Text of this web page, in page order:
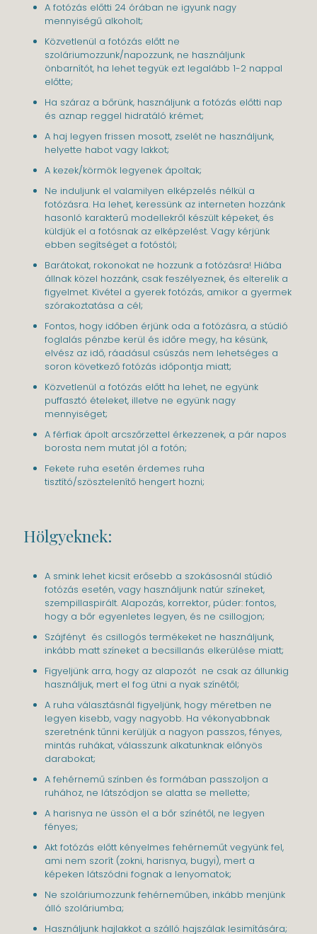
A fotózás előtti 24 órában ne igyunk nagy
mennyiségű alkoholt;
Közvetlenül a fotózás előtt ne
szoláriumozzunk/napozzunk, ne használjunk
önbarnítót, ha lehet tegyük ezt legalább 1-2 nappal
előtte;
Ha száraz a bőrünk, használjunk a fotózás előtti nap
és aznap reggel hidratáló krémet;
A haj legyen frissen mosott, zselét ne használjunk,
helyette habot vagy lakkot;
A kezek/körmök legyenek ápoltak;
Ne induljunk el valamilyen elképzelés nélkül a
fotózásra. Ha lehet, keressünk az interneten hozzánk
hasonló karakterű modellekről készült képeket, és
küldjük el a fotósnak az elképzelést. Vagy kérjünk
ebben segítséget a fotóstól;
Barátokat, rokonokat ne hozzunk a fotózásra! Hiába
állnak közel hozzánk, csak feszélyeznek, és elterelik a
figyelmet. Kivétel a gyerek fotózás, amikor a gyermek
szórakoztatása a cél;
Fontos, hogy időben érjünk oda a fotózásra, a stúdió
foglalás pénzbe kerül és időre megy, ha késünk,
elvész az idő, ráadásul csúszás nem lehetséges a
soron következő fotózás időpontja miatt;
Közvetlenül a fotózás előtt ha lehet, ne együnk
puffasztó ételeket, illetve ne együnk nagy
mennyiséget;
A férfiak ápolt arcszőrzettel érkezzenek, a pár napos
borosta nem mutat jól a fotón;
Fekete ruha esetén érdemes ruha
tisztító/szösztelenítő hengert hozni;
Hölgyeknek:
A smink lehet kicsit erősebb a szokásosnál stúdió
fotózás esetén, vagy használjunk natúr színeket,
szempillaspirált. Alapozás, korrektor, púder: fontos,
hogy a bőr egyenletes legyen, és ne csillogjon;
Szájfényt és csillogós termékeket ne használjunk,
inkább matt színeket a becsillanás elkerülése miatt;
Figyeljünk arra, hogy az alapozót ne csak az állunkig
használjuk, mert el fog ütni a nyak színétől;
A ruha választásnál figyeljünk, hogy méretben ne
legyen kisebb, vagy nagyobb. Ha vékonyabbnak
szeretnénk tűnni kerüljük a nagyon passzos, fényes,
mintás ruhákat, válasszunk alkatunknak előnyös
darabokat;
A fehérnemű színben és formában passzoljon a
ruhához, ne látszódjon se alatta se mellette;
A harisnya ne üssön el a bőr színétől, ne legyen
fényes;
Akt fotózás előtt kényelmes fehérneműt vegyünk fel,
ami nem szorít (zokni, harisnya, bugyi), mert a
képeken látszódni fognak a lenyomatok;
Ne szoláriumozzunk fehérneműben, inkább menjünk
álló szoláriumba;
Használjunk hajlakkot a szálló hajszálak lesimítására;